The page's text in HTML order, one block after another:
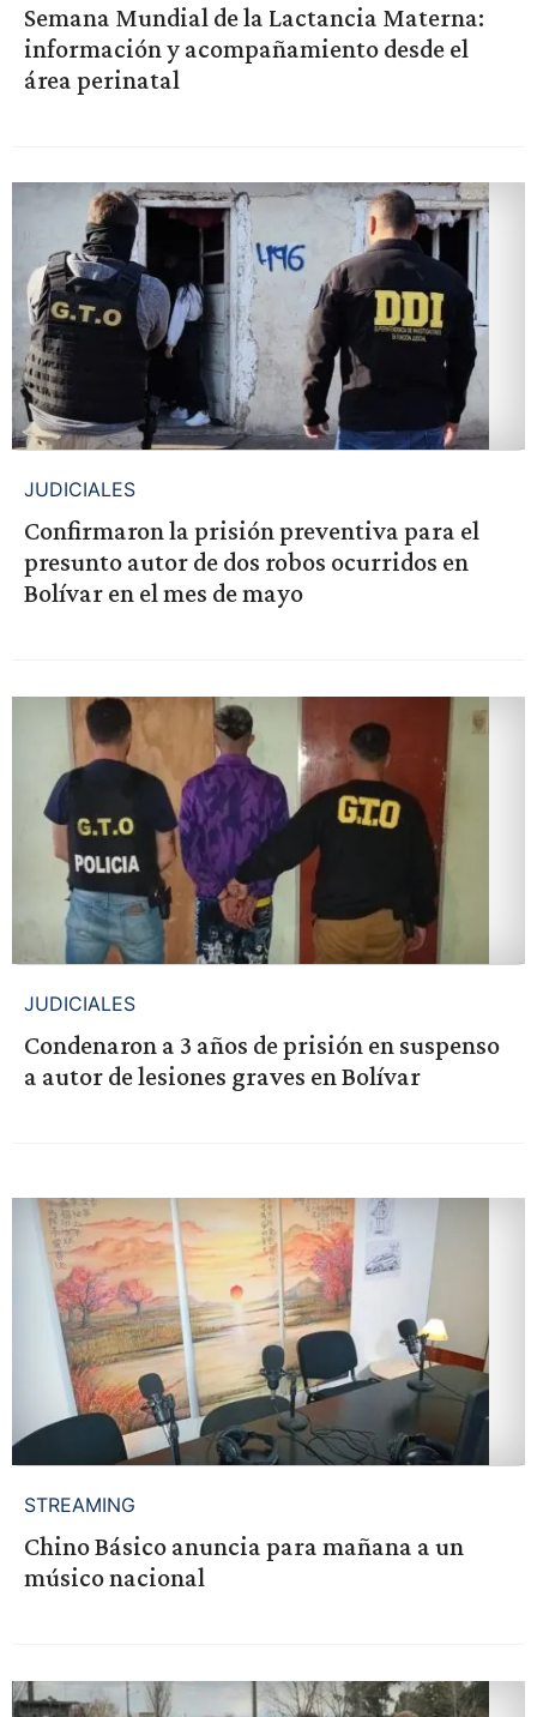
Semana Mundial de la Lactancia Materna:
información y acompañamiento desde el
área perinatal
JUDICIALES
Confirmaron la prisión preventiva para el
presunto autor de dos robos ocurridos en
Bolívar en el mes de mayo
JUDICIALES
Condenaron a 3 años de prisión en suspenso
a autor de lesiones graves en Bolívar
STREAMING
Chino Básico anuncia para mañana a un
músico nacional